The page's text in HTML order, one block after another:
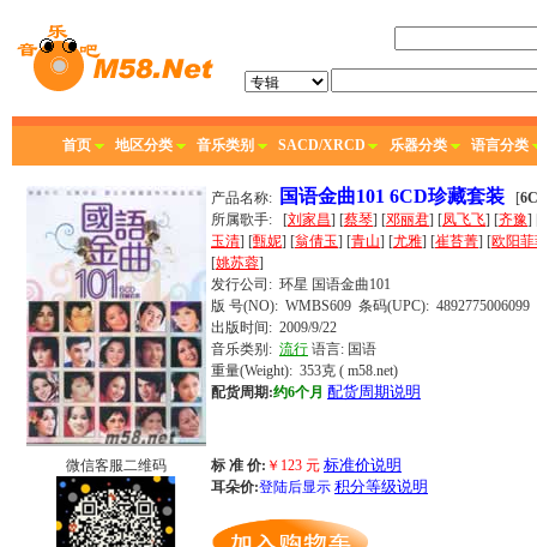
首页 地区分类 音乐类别 SACD/XRCD 乐器分类 语言分类
产品名称: 国语金曲101 6CD珍藏套装 [
所属歌手: [刘家昌] [蔡琴] [邓丽君] [凤飞飞] [齐豫]
玉清] [甄妮] [翁倩玉] [青山] [尤雅] [崔苔菁] [欧阳
[姚苏蓉]
发行公司: 环星 国语金曲101
版 号(NO): WMBS609 条码(UPC): 4892775006099
出版时间: 2009/9/22
音乐类别: 流行 语言: 国语
重量(Weight): 353克 ( m58.net)
配货周期:约6个月 配货周期说明
标 准 价: ￥ 123 元 标准价说明
耳朵价:登陆后显示 积分等级说明
微信客服二维码